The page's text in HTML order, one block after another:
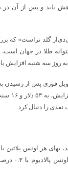
پایه کاهش یابد و پس
گلد تراست» که
طلا در جهان است،
روز
را دنبال کرد.